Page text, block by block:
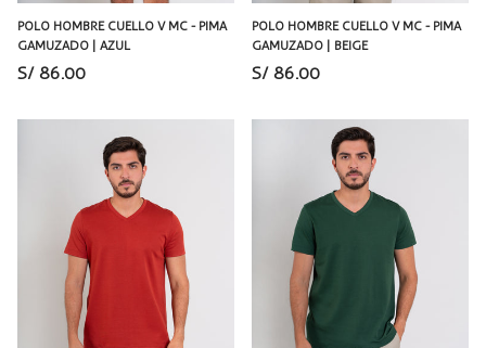
POLO HOMBRE CUELLO V MC - PIMA
GAMUZADO | AZUL
S/ 86.00
POLO HOMBRE CUELLO V MC - PIMA
GAMUZADO | BEIGE
S/ 86.00